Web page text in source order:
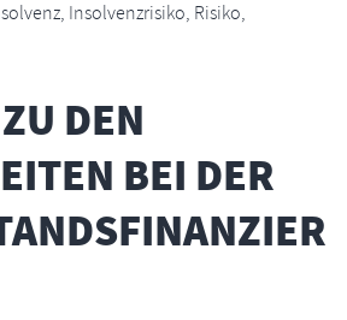
, Insolvenzrisiko, Risiko,
DEN
BEI DER